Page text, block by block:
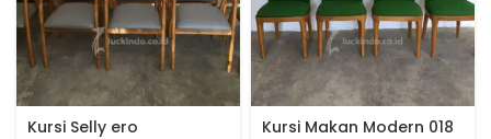
Kursi Selly ero Kursi Makan Modern 018